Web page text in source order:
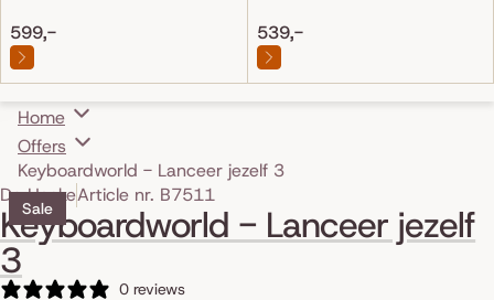
599,- 539,-
Home
Offers
Keyboardworld - Lanceer jezelf 3
Skip to product information
Sale
De HaskeArticle nr. B7511
Keyboardworld - Lanceer jezelf
3
0 reviews